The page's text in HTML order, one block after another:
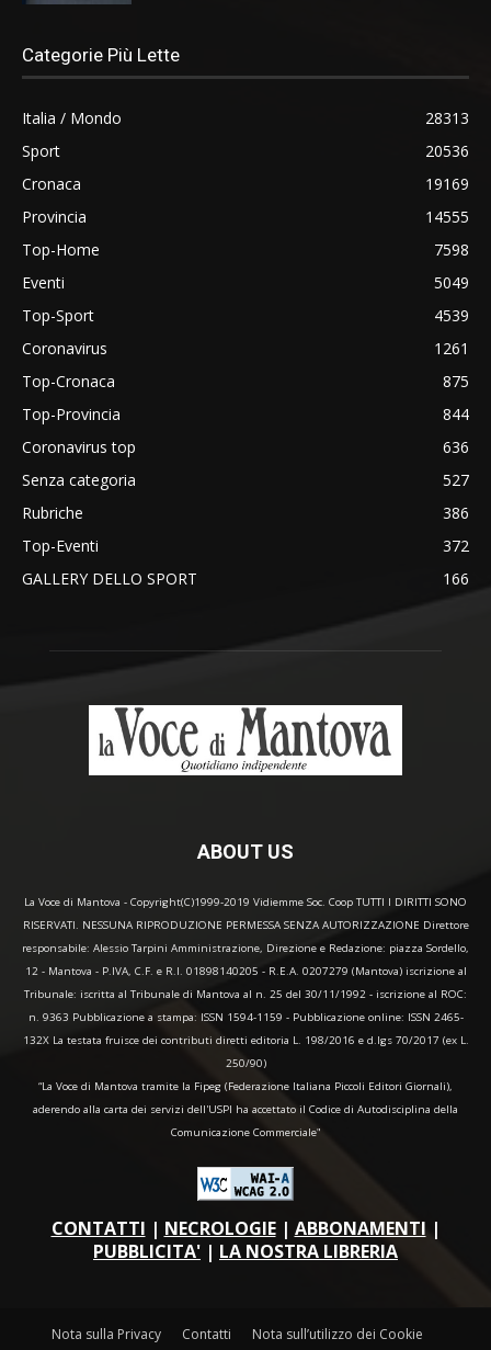
Categorie Più Lette
Italia / Mondo
28313
Sport
20536
Cronaca
19169
Provincia
14555
Top-Home
7598
Eventi
5049
Top-Sport
4539
Coronavirus
1261
Top-Cronaca
875
Top-Provincia
844
Coronavirus top
636
Senza categoria
527
Rubriche
386
Top-Eventi
372
GALLERY DELLO SPORT
166
ABOUT US
La Voce di Mantova - Copyright(C)1999-2019 Vidiemme Soc. Coop TUTTI I DIRITTI SONO
RISERVATI. NESSUNA RIPRODUZIONE PERMESSA SENZA AUTORIZZAZIONE Direttore
responsabile: Alessio Tarpini Amministrazione, Direzione e Redazione: piazza Sordello,
12 - Mantova - P.IVA, C.F. e R.I. 01898140205 - R.E.A. 0207279 (Mantova) iscrizione al
Tribunale: iscritta al Tribunale di Mantova al n. 25 del 30/11/1992 - iscrizione al ROC:
n. 9363 Pubblicazione a stampa: ISSN 1594-1159 - Pubblicazione online: ISSN 2465-
132X La testata fruisce dei contributi diretti editoria L. 198/2016 e d.lgs 70/2017 (ex L.
250/90)
“La Voce di Mantova tramite la Fipeg (Federazione Italiana Piccoli Editori Giornali),
aderendo alla carta dei servizi dell'USPI ha accettato il Codice di Autodisciplina della
Comunicazione Commerciale"
CONTATTI | NECROLOGIE| ABBONAMENTI |
PUBBLICITA' | LA NOSTRA LIBRERIA
Nota sulla Privacy Contatti
Nota sull’utilizzo dei Cookie